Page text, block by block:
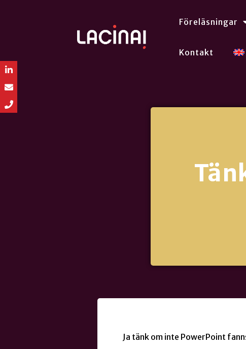
Föreläsningar
Kontakt
Ja tänk om inte PowerPoint